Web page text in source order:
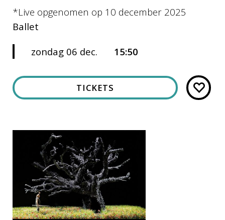
*Live opgenomen op 10 december 2025
Ballet
zondag 06 dec. 15:50
TICKETS